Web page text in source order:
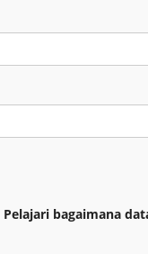
Pelajari bagaimana